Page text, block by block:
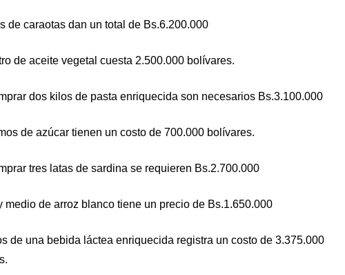
de caraotas dan un total de Bs.6.200.000
de aceite vegetal cuesta 2.500.000 bolívares.
dos kilos de pasta enriquecida son necesarios Bs.3.100.000
de azúcar tienen un costo de 700.000 bolívares.
tres latas de sardina se requieren Bs.2.700.000
medio de arroz blanco tiene un precio de Bs.1.650.000
de una bebida láctea enriquecida registra un costo de 3.375.000